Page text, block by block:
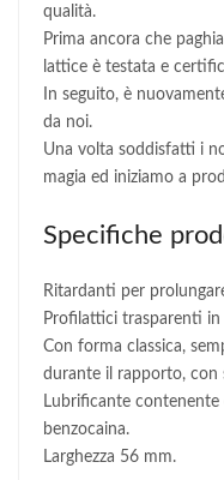
qualità.
Prima ancora che
lattice è testata e
In seguito, è
da noi.
Una volta soddisfatti i
magia ed iniziamo a
Specifiche
Ritardanti per
Profilattici trasparenti
Con forma classica,
durante il rapporto, con
Lubrificante
benzocaina.
Larghezza 56 mm.